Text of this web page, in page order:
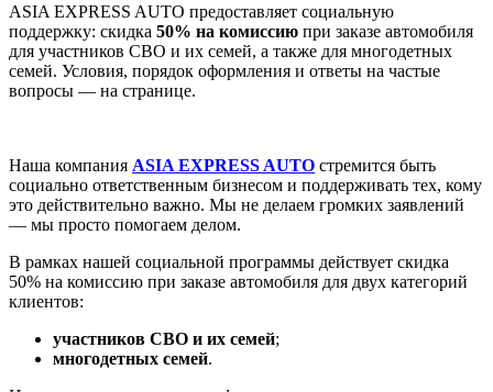
ASIA EXPRESS AUTO предоставляет социальную
поддержку: скидка 50% на комиссию при заказе автомобиля
для участников СВО и их семей, а также для многодетных
семей. Условия, порядок оформления и ответы на частые
вопросы — на странице.
Наша компания ASIA EXPRESS AUTO стремится быть
социально ответственным бизнесом и поддерживать тех, кому
это действительно важно. Мы не делаем громких заявлений
— мы просто помогаем делом.
В рамках нашей социальной программы действует скидка
50% на комиссию при заказе автомобиля для двух категорий
клиентов:
участников СВО и их семей;
многодетных семей.